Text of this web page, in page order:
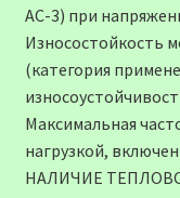
АС-3) при
Износостойкость
(категория
Максимальная
нагрузкой,
НАЛИЧИЕ